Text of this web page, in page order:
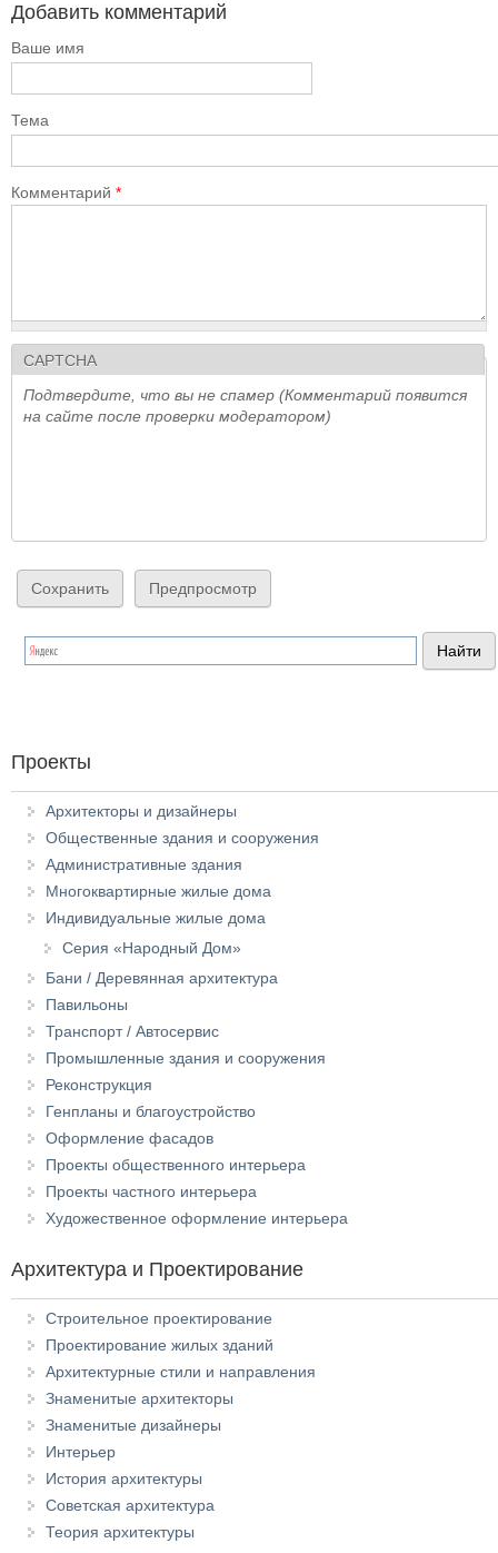
Добавить комментарий
Ваше имя
Тема
Комментарий *
CAPTCHA
Подтвердите, что вы не спамер (Комментарий появится
на сайте после проверки модератором)
Проекты
Архитекторы и дизайнеры
Общественные здания и сооружения
Административные здания
Многоквартирные жилые дома
Индивидуальные жилые дома
Серия «Народный Дом»
Бани / Деревянная архитектура
Павильоны
Транспорт / Автосервис
Промышленные здания и сооружения
Реконструкция
Генпланы и благоустройство
Оформление фасадов
Проекты общественного интерьера
Проекты частного интерьера
Художественное оформление интерьера
Архитектура и Проектирование
Строительное проектирование
Проектирование жилых зданий
Архитектурные стили и направления
Знаменитые архитекторы
Знаменитые дизайнеры
Интерьер
История архитектуры
Советская архитектура
Теория архитектуры